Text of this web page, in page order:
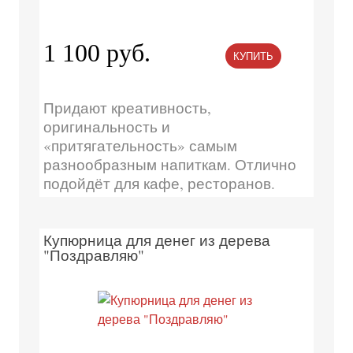
1 100 руб. КУПИТЬ
Придают креативность,
оригинальность и
«притягательность» самым
разнообразным напиткам. Отлично
подойдёт для кафе, ресторанов.
Купюрница для денег из дерева
"Поздравляю"